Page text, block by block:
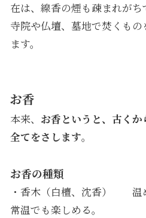
在は、線香の煙も疎まれがち
寺院や仏壇、墓地で焚くも
ます。
お香
本来、 お香というと、古く
全てをさします。
お香の種類
・香木（白檀、沈香） 温
常温でも楽しめる。